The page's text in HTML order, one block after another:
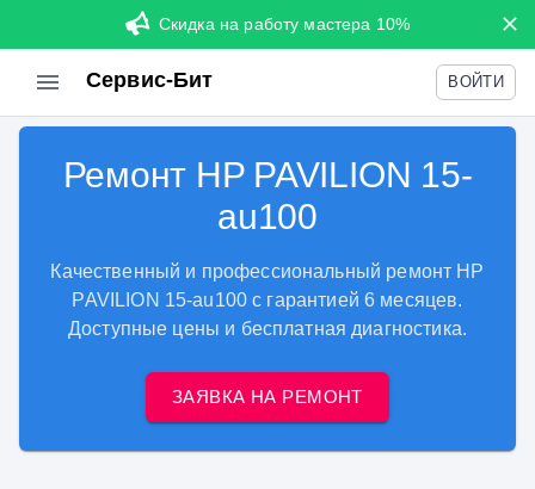
Скидка на работу мастера 10%
Сервис-Бит ВОЙТИ
Ремонт HP PAVILION 15-
au100
Качественный и профессиональный ремонт HP
PAVILION 15-au100 с гарантией 6 месяцев.
Доступные цены и бесплатная диагностика.
ЗАЯВКА НА РЕМОНТ